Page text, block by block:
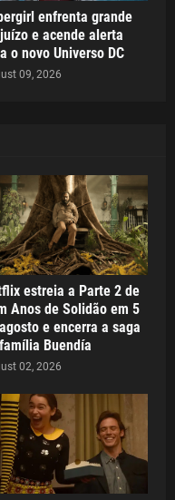
enfrenta grande
e acende alerta
o novo Universo DC
09, 2026
estreia a Parte 2 de
Anos de Solidão em 5
e encerra a saga
Buendía
02, 2026